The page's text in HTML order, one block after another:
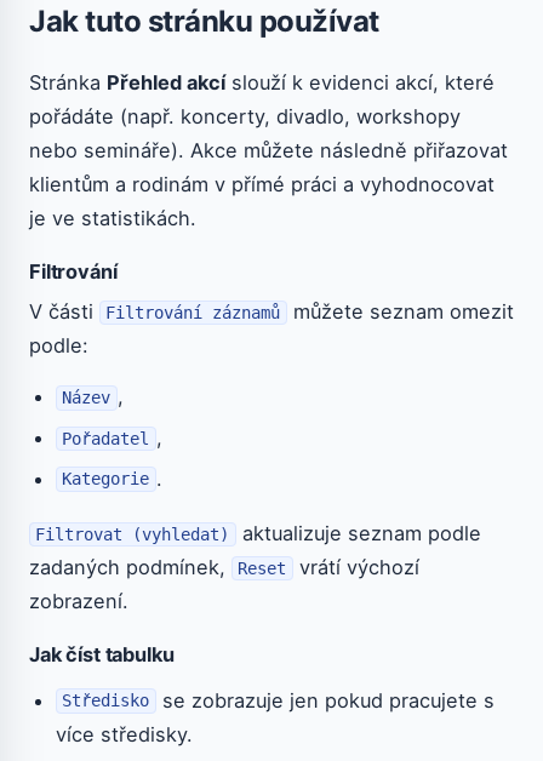
Jak tuto stránku používat
Stránka Přehled akcíslouží k evidenci akcí, které
pořádáte (např. koncerty, divadlo, workshopy
nebo semináře). Akce můžete následně přiřazovat
klientům a rodinám v přímé práci a vyhodnocovat
je ve statistikách.
Filtrování
V části
Filtrování záznamů
můžete seznam omezit
podle:
Název ,
Pořadatel ,
Kategorie .
Filtrovat (vyhledat)
aktualizuje seznam podle
zadaných podmínek,
Reset
vrátí výchozí
zobrazení.
Jak číst tabulku
Středisko
se zobrazuje jen pokud pracujete s
více středisky.